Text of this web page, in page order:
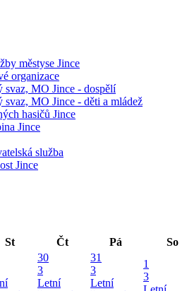
městyse Jince
organizace
svaz, MO Jince - dospělí
svaz, MO Jince - děti a mládež
hasičů Jince
Jince
služba
Jince
St Čt Pá
So
30
3
Letní
31
3
Letní
1
3